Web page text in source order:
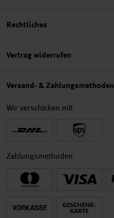
Rechtliches
Vertrag widerrufen
Versand- & Zahlungsmethoden
Wir verschicken mit
Zahlungsmethoden